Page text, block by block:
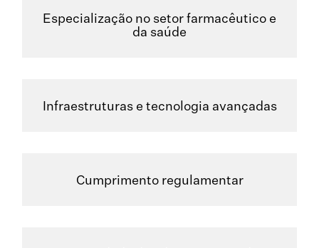
Especialização no setor farmacêutico e
da saúde
Infraestruturas e tecnologia avançadas
Cumprimento regulamentar